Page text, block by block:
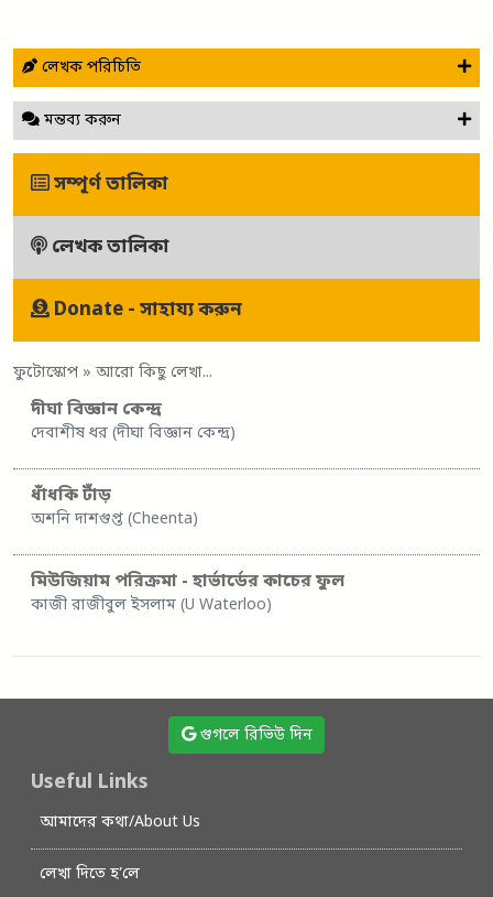
লেখক পরিচিতি
মন্তব্য করুন
সম্পূর্ণ তালিকা
লেখক তালিকা
Donate - সাহায্য করুন
ফুটোস্কোপ » আরো কিছু লেখা...
দীঘা বিজ্ঞান কেন্দ্র
দেবাশীষ ধর (দীঘা বিজ্ঞান কেন্দ্র)
ধাঁধকি টাঁড়
অশনি দাশগুপ্ত (Cheenta)
মিউজিয়াম পরিক্রমা - হার্ভার্ডের কাচের ফুল
কাজী রাজীবুল ইসলাম (U Waterloo)
গুগলে রিভিউ দিন
Useful Links
আমাদের কথা/About Us
লেখা দিতে হ’লে